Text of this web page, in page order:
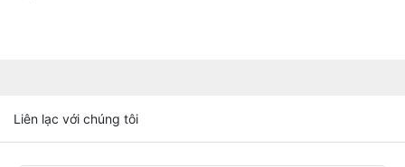
Liên lạc với chúng tôi